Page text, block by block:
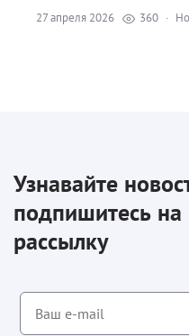
27 апреля 2026 360 ·
Узнавайте
подпишитесь
рассылку